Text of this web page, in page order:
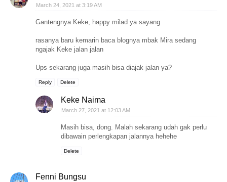
March 24, 2021 at 3:19 AM
Gantengnya Keke, happy milad ya sayang
rasanya baru kemarin baca blognya mbak Mira sedang
ngajak Keke jalan jalan
Ups sekarang juga masih bisa diajak jalan ya?
Reply Delete
Keke Naima
March 27, 2021 at 12:03 AM
Masih bisa, dong. Malah sekarang udah gak perlu
dibawain perlengkapan jalannya hehehe
Delete
Fenni Bungsu